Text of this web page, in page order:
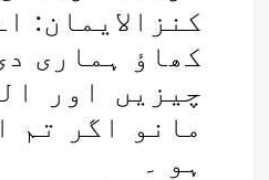
کنزالایمان:
کھاؤ ہماری
چیزیں اور
مانو اگر تم
ہو ۔